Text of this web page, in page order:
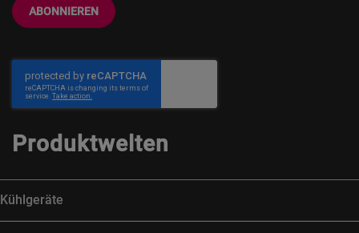
ABONNIEREN
Produktwelten
Kühlgeräte